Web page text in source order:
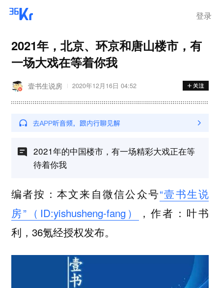
登录
2021年，北京、环京和唐山楼市，有
一场大戏在等着你我
壹书生说房 2020年12月16日 04:52
2021年的中国楼市，有一场精彩大戏正在等
待着你我
编者按：本文来自微信公众号“壹书生说
房”（ID:yishusheng-fang）
，作者：叶书
利，36氪经授权发布。